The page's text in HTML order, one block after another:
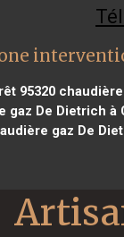
95320
gaz De Dietrich à
gaz De